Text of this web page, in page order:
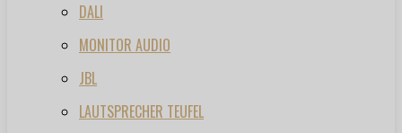
DALI
MONITOR AUDIO
JBL
LAUTSPRECHER TEUFEL